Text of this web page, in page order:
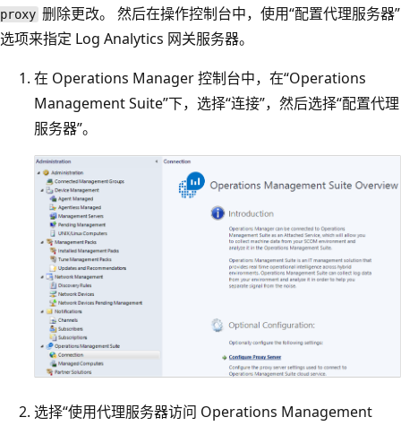
proxy 删除更改。 然后在操作控制台中，使用“配置代理服务器”
选项来指定 Log Analytics 网关服务器。
在 Operations Manager 控制台中，在“Operations
Management Suite”下，选择“连接”，然后选择“配置代理
服务器”。
选择“使用代理服务器访问 Operations Management